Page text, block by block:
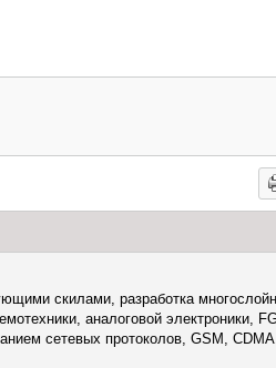
скилами, разработка
аналоговой электроники,
сетевых протоколов, GSM,